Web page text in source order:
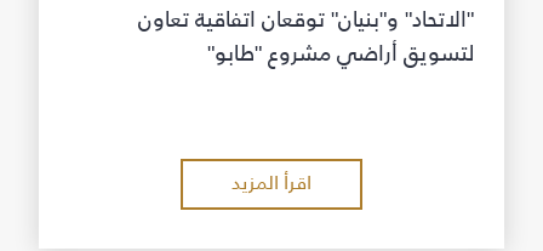
"الاتحاد" و"بنيان" توقعان اتفاقية تعاون
لتسويق أراضي مشروع "طابو"
اقرأ المزيد